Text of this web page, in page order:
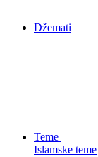
Džemati
Teme
Islamske teme